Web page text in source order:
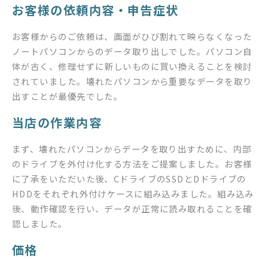
お客様の依頼内容・申告症状
お客様からのご依頼は、画面がひび割れて映らなくなった
ノートパソコンからのデータ取り出しでした。パソコン自
体が古く、修理せずに新しいものに買い換えることを検討
されていました。壊れたパソコンから重要なデータを取り
出すことが最優先でした。
当店の作業内容
まず、壊れたパソコンからデータを取り出すために、内部
のドライブを外付け化する方法をご提案しました。お客様
に了承をいただいた後、CドライブのSSDとDドライブの
HDDをそれぞれ外付けケースに組み込みました。組み込み
後、動作確認を行い、データが正常に読み取れることを確
認しました。
価格